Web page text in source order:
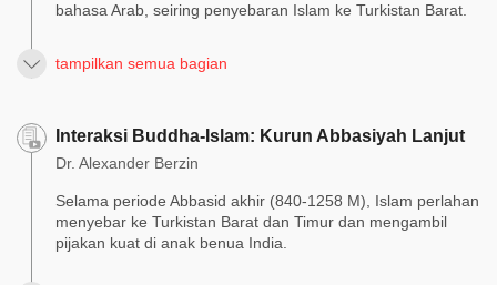
bahasa Arab, seiring penyebaran Islam ke Turkistan Barat.
tampilkan semua bagian
Interaksi Buddha-Islam: Kurun Abbasiyah Lanjut
Dr. Alexander Berzin
Selama periode Abbasid akhir (840-1258 M), Islam perlahan
menyebar ke Turkistan Barat dan Timur dan mengambil
pijakan kuat di anak benua India.